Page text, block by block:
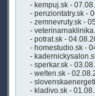
- kempuj.sk -
- penziontatry.sk -
- zemnevruty.sk -
-
- potrat.sk -
- homestudio.sk -
-
- sperkar.sk -
- welten.sk -
-
- kladivo.sk -